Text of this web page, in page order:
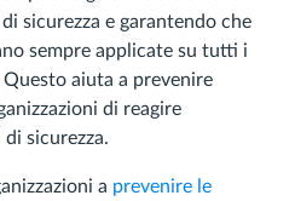
sicurezza e garantendo che
sempre applicate su tutti i
aiuta a prevenire
di reagire
sicurezza.
a prevenire le